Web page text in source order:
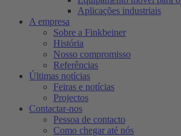
Aplicações industriais
A empresa
Sobre a Finkbeiner
História
Nosso compromisso
Referências
Últimas notícias
Feiras e notícias
Projectos
Contactar-nos
Pessoa de contacto
Como chegar até nós